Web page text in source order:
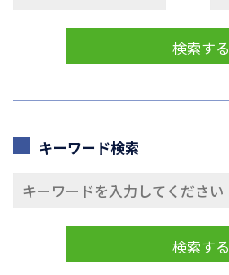
キーワード検索